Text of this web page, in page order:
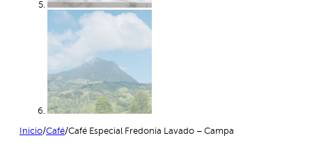
Inicio/Café/Café Especial Fredonia Lavado – Campa